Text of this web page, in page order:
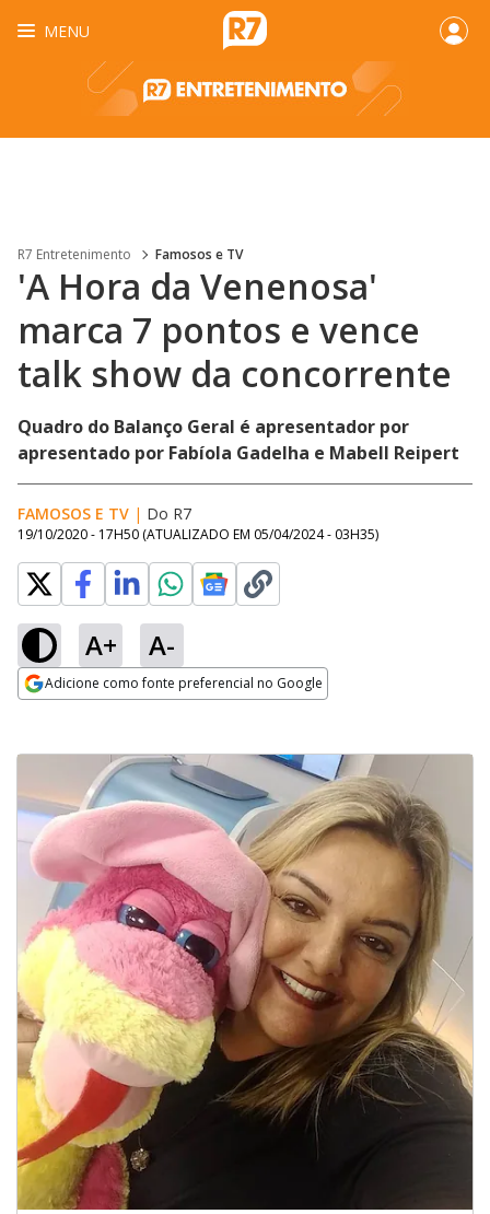
MENU
R7 Entretenimento Famosos e TV
'A Hora da Venenosa'
marca 7 pontos e vence
talk show da concorrente
Quadro do Balanço Geral é apresentador por
apresentado por Fabíola Gadelha e Mabell Reipert
FAMOSOS E TV | Do R7
19/10/2020 - 17H50 (ATUALIZADO EM 05/04/2024 - 03H35)
A+ A-
Adicione como fonte preferencial no Google